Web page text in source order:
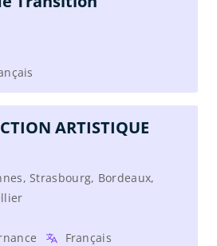
ARTISTIQUE
Strasbourg, Bordeaux,
Français